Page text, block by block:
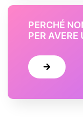
PERCHÉ
PER AVERE